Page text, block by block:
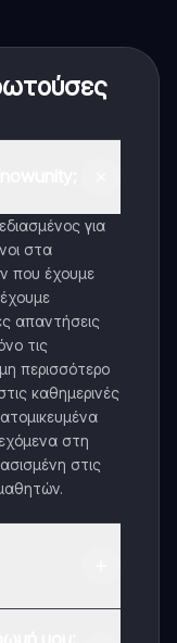
για
στα
που έχουμε
απαντήσεις
τις
περισσότερο
καθημερινές
στη
στις